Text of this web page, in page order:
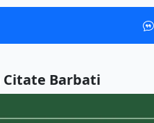
Citate Barbati